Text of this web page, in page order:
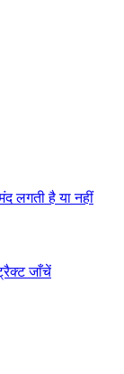
लगती है या नहीं
जाँचें